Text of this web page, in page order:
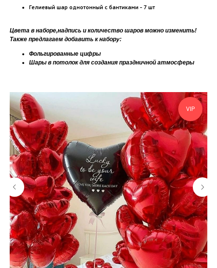
Гелиевый шар однотонный с бантиками - 7 шт
Цвета в наборе,надпись и количество шаров можно изменить!
Также предлагаем добавить к набору:
Фольгированные цифры
Шары в потолок для создания праздничной атмосферы
VIP